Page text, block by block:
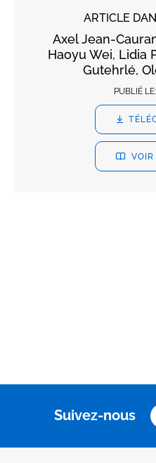
ARTICLE
Axel Jean-
Haoyu Wei, Lidia
Gutehrlé,
PUBLIÉ LE:
VOIR
Suivez-nous